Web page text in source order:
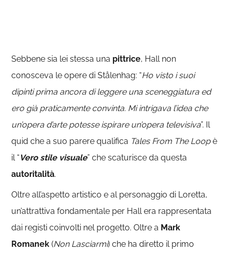
Sebbene sia lei stessa una pittrice, Hall non
conosceva le opere di Stålenhag: “Ho visto i suoi
dipinti prima ancora di leggere una sceneggiatura ed
ero già praticamente convinta. Mi intrigava l’idea che
un’opera d’arte potesse ispirare un’opera televisiva”. Il
quid che a suo parere qualifica Tales From The Loopè
il “ Vero stile visuale” che scaturisce da questa
autoritalità.
Oltre all’aspetto artistico e al personaggio di Loretta,
un’attrattiva fondamentale per Hall era rappresentata
dai registi coinvolti nel progetto. Oltre a Mark
Romanek (Non Lasciarmi) che ha diretto il primo